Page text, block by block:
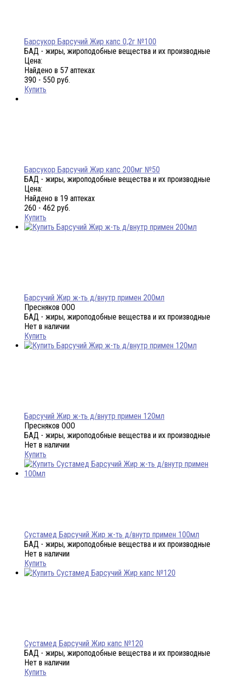
Барсукор Барсучий Жир капс 0,2г №100
БАД - жиры, жироподобные вещества и их производные
Цена:
Найдено в 57 аптеках
390 - 550 руб.
Купить
Барсукор Барсучий Жир капс 200мг №50
БАД - жиры, жироподобные вещества и их производные
Цена:
Найдено в 19 аптеках
260 - 462 руб.
Купить
Барсучий Жир ж-ть д/внутр примен 200мл
Пресняков ООО
БАД - жиры, жироподобные вещества и их производные
Нет в наличии
Купить
Барсучий Жир ж-ть д/внутр примен 120мл
Пресняков ООО
БАД - жиры, жироподобные вещества и их производные
Нет в наличии
Купить
Сустамед Барсучий Жир ж-ть д/внутр примен 100мл
БАД - жиры, жироподобные вещества и их производные
Нет в наличии
Купить
Сустамед Барсучий Жир капс №120
БАД - жиры, жироподобные вещества и их производные
Нет в наличии
Купить